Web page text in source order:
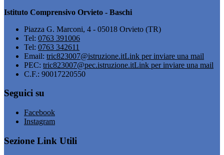
Istituto Comprensivo Orvieto - Baschi
Piazza G. Marconi, 4 - 05018 Orvieto (TR)
Tel: 0763 391006
Tel: 0763 342611
Email: tric823007@istruzione.itLink per inviare una mail
PEC: tric823007@pec.istruzione.itLink per inviare una mail
C.F.: 90017220550
Seguici su
Facebook
Instagram
Sezione Link Utili